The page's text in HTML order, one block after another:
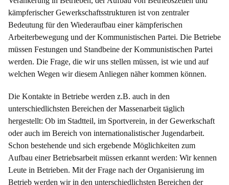
kämpferischer Gewerkschaftsstrukturen ist von zentraler
Bedeutung für den Wiederaufbau einer kämpferischen
Arbeiterbewegung und der Kommunistischen Partei. Die Betriebe
müssen Festungen und Standbeine der Kommunistischen Partei
werden. Die Frage, die wir uns stellen müssen, ist wie und auf
welchen Wegen wir diesem Anliegen näher kommen können.
Die Kontakte in Betriebe werden z.B. auch in den
unterschiedlichsten Bereichen der Massenarbeit täglich
hergestellt: Ob im Stadtteil, im Sportverein, in der Gewerkschaft
oder auch im Bereich von internationalistischer Jugendarbeit.
Schon bestehende und sich ergebende Möglichkeiten zum
Aufbau einer Betriebsarbeit müssen erkannt werden: Wir kennen
Leute in Betrieben. Mit der Frage nach der Organisierung im
Betrieb werden wir in den unterschiedlichsten Bereichen der